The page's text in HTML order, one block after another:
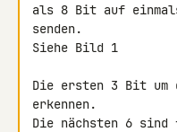
als 8 Bit auf
senden.
Siehe Bild 1
Die ersten 3 Bit um
erkennen.
Die nächsten 6 sind